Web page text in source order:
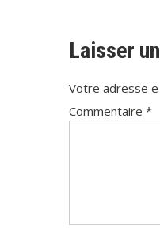
l’article
Laisser
Votre adresse
Commentaire *